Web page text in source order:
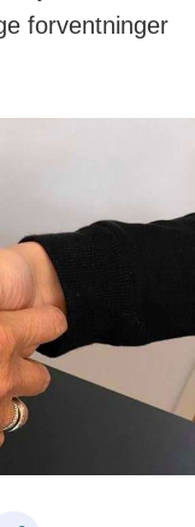
forventninger